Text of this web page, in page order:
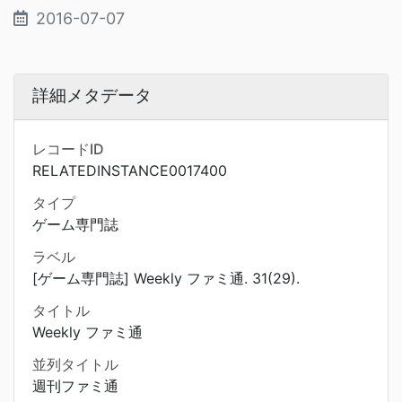
2016-07-07
詳細メタデータ
レコードID
RELATEDINSTANCE0017400
タイプ
ゲーム専門誌
ラベル
[ゲーム専門誌] Weekly ファミ通. 31(29).
タイトル
Weekly ファミ通
並列タイトル
週刊ファミ通